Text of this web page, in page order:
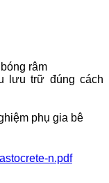
râm
lưu trữ đúng cách
phụ gia bê
n.pdf